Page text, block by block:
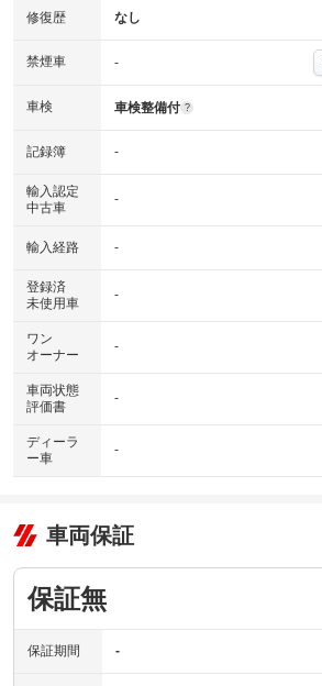
修復歴 なし
禁煙車 -
車検 車検整備付 ?
記録簿 -
輸入認定
中古車
-
輸入経路 -
登録済
未使用車
-
ワン
オーナー
-
車両状態
評価書
-
ディーラ
ー車
-
車両保証
保証無
保証期間 -